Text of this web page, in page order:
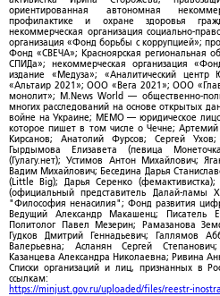
ориентированная автономная
профилактике и охране здоровья
некоммерческая организация социально-
организация «Фонд борьбы с коррупцией»;
Фонд «СВЕЧА»; Красноярская региональная
СПИДа»; некоммерческая организация
издание «Медуза»; «Аналитический
«Альтаир 2021»; ООО «Вега 2021»; ООО
монолит»; M.News World — общественно-
многих расследований на основе открытых
войне на Украине; МЕМО — юридическое лицо
которое пишет в том числе о Чечне;
Кирсанов; Анатолий Фурсов; Сергей
Гырдымова Елизавета (певица
(Гулагу.нет); Устимов Антон Михайлович;
Вадим Михайлович; Беседина Дарья
(Little Big); Дарья Серенко
(официальный представитель Далай-
"Философия ненасилия"; Фонд развития
Ведущий Александр Макашенц; Писатель
Политолог Павел Мезерин; Рамазанова
Гудков Дмитрий Геннадьевич; Галлямов
Валерьевна; Асланян Сергей
Казанцева Александра Николаевна; Ривина
Списки организаций и лиц, признанных в
ссылкам:
https://minjust.gov.ru/uploaded/files/reestr-